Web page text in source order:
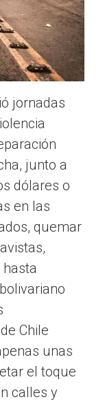
jornadas
junto a
dólares o
en las
quemar
Chile
unas
el toque
calles y